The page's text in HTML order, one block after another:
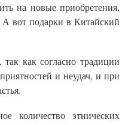
на новые приобретения,
вот подарки в Китайский
как согласно традиции
и неудач, и при
количество этнических